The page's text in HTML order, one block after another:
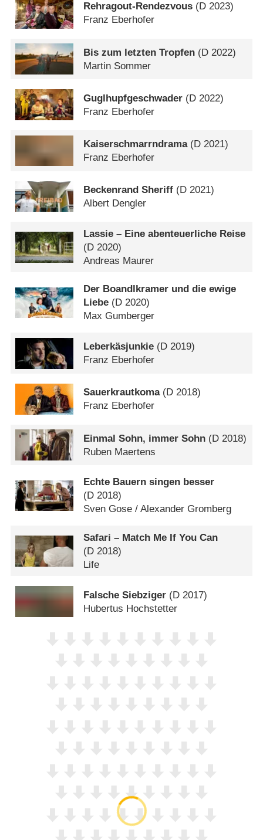
Rehragout-Rendezvous (D 2023)
Franz Eberhofer
Bis zum letzten Tropfen (D 2022)
Martin Sommer
Guglhupfgeschwader (D 2022)
Franz Eberhofer
Kaiserschmarrndrama(D 2021)
Franz Eberhofer
Beckenrand Sheriff (D 2021)
Albert Dengler
Lassie – Eine abenteuerliche Reise
(D 2020)
Andreas Maurer
Der Boandlkramer und die ewige
Liebe (D 2020)
Max Gumberger
Leberkäsjunkie (D 2019)
Franz Eberhofer
Sauerkrautkoma(D 2018)
Franz Eberhofer
Einmal Sohn, immer Sohn (D 2018)
Ruben Maertens
Echte Bauern singen besser
(D 2018)
Sven Gose /​ Alexander Gromberg
Safari – Match Me If You Can
(D 2018)
Life
Falsche Siebziger (D 2017)
Hubertus Hochstetter